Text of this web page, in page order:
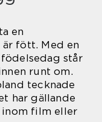
en
fött. Med en
står
runt om.
tecknade
har gällande
film eller